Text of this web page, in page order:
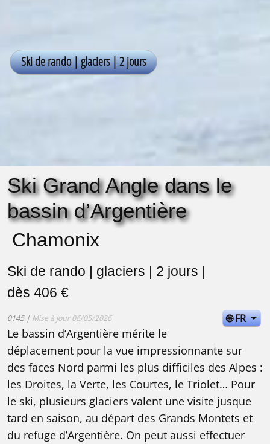
Ski Grand Angle dans le
bassin d’Argentière
Chamonix
Ski de rando | glaciers | 2 jours |
dès 406 €
0145 | Mise à jour 06/05/2026 🌐 FR
Le bassin d’Argentière mérite le
déplacement pour la vue impressionnante sur
des faces Nord parmi les plus difficiles des Alpes :
les Droites, la Verte, les Courtes, le Triolet… Pour
le ski, plusieurs glaciers valent une visite jusque
tard en saison, au départ des Grands Montets et
du refuge d’Argentière. On peut aussi effectuer